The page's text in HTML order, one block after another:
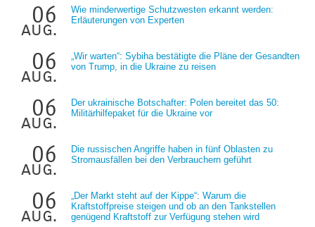
06
aug.
Wie minderwertige Schutzwesten erkannt werden:
Erläuterungen von Experten
06
aug.
„Wir warten“: Sybiha bestätigte die Pläne der Gesandten
von Trump, in die Ukraine zu reisen
06
aug.
Der ukrainische Botschafter: Polen bereitet das 50:
Militärhilfepaket für die Ukraine vor
06
aug.
Die russischen Angriffe haben in fünf Oblasten zu
Stromausfällen bei den Verbrauchern geführt
06
aug.
„Der Markt steht auf der Kippe“: Warum die
Kraftstoffpreise steigen und ob an den Tankstellen
genügend Kraftstoff zur Verfügung stehen wird